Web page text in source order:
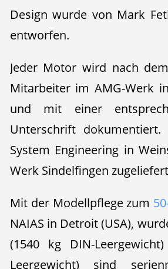
Design wurde von Mark
entworfen.
Jeder Motor wird nach
Mitarbeiter im AMG-Werk
und mit einer
Unterschrift
System Engineering in
Werk Sindelfingen
Mit der Modellpflege zum
NAIAS in Detroit (USA),
(1540 kg DIN-
Leergewicht) sind